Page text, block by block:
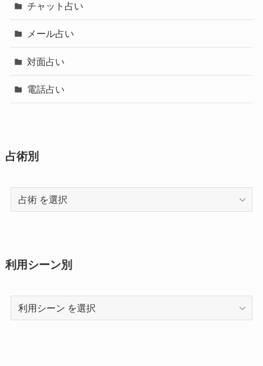
チャット占い
メール占い
対面占い
電話占い
占術別
術
利用シーン別
利
用